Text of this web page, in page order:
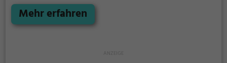
hinfallen, zusammenprallen und euch komplett
überschlagen - alles ganz ohne euch wehzutun.
Mehr erfahren